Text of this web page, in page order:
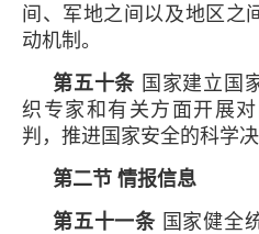
间、军地之间以及地区之
动机制。
第五十条 国家建立国
织专家和有关方面开展
判，推进国家安全的科学决
第二节 情报信息
第五十一条 国家健全